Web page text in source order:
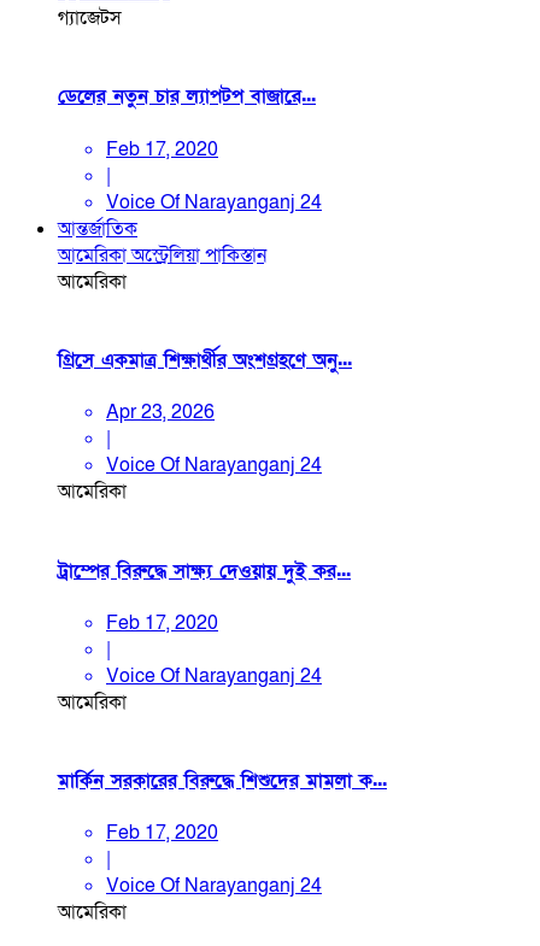
গ্যাজেটস
ডেলের নতুন চার ল্যাপটপ বাজারে...
Feb 17, 2020
|
Voice Of Narayanganj 24
আন্তর্জাতিক
আমেরিকাঅস্ট্রেলিয়াপাকিস্তান
আমেরিকা
গ্রিসে একমাত্র শিক্ষার্থীর অংশগ্রহণে অনু...
Apr 23, 2026
|
Voice Of Narayanganj 24
আমেরিকা
ট্রাম্পের বিরুদ্ধে সাক্ষ্য দেওয়ায় দুই কর...
Feb 17, 2020
|
Voice Of Narayanganj 24
আমেরিকা
মার্কিন সরকারের বিরুদ্ধে শিশুদের মামলা ক...
Feb 17, 2020
|
Voice Of Narayanganj 24
আমেরিকা